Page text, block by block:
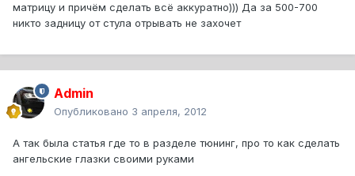
матрицу и причём сделать всё аккуратно))) Да за 500-700
никто задницу от стула отрывать не захочет
Admin
Опубликовано 3 апреля, 2012
А так была статья где то в разделе тюнинг, про то как сделать
ангельские глазки своими руками